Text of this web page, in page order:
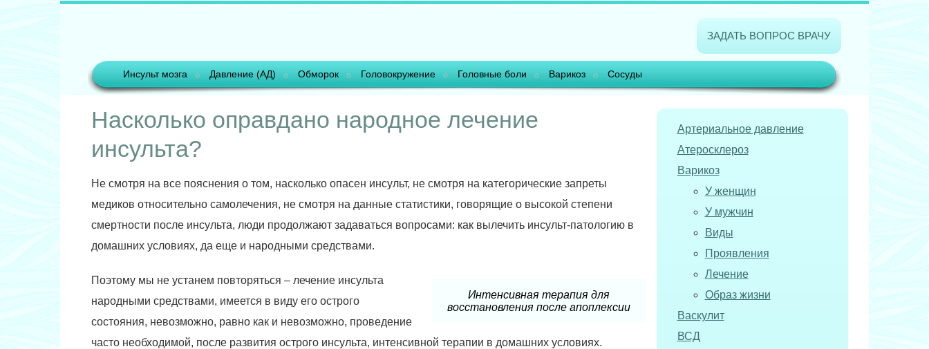
ЗАДАТЬ ВОПРОС ВРАЧУ
Инсульт мозга Давление (АД) Обморок Головокружение Головные боли Варикоз Сосуды
Насколько оправдано народное лечение
инсульта?
Не смотря на все пояснения о том, насколько опасен инсульт, не смотря на категорические запреты
медиков относительно самолечения, не смотря на данные статистики, говорящие о высокой степени
смертности после инсульта, люди продолжают задаваться вопросами: как вылечить инсульт-патологию в
домашних условиях, да еще и народными средствами.
Интенсивная терапия для
восстановления после апоплексии
Поэтому мы не устанем повторяться – лечение инсульта
народными средствами, имеется в виду его острого
состояния, невозможно, равно как и невозможно, проведение
часто необходимой, после развития острого инсульта, интенсивной терапии в домашних условиях.
Артериальное давление
Атеросклероз
Варикоз
У женщин
У мужчин
Виды
Проявления
Лечение
Образ жизни
Васкулит
ВСД